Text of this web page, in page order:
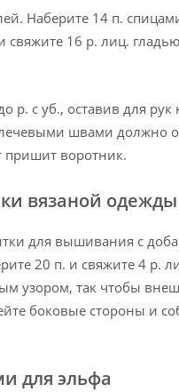
Наберите 14 п.
свяжите 16 р. лиц.
р. с уб., оставив для
швами должно
пришит воротник.
вязаной одежды
для вышивания с
20 п. и свяжите 4 р.
узором, так чтобы
боковые стороны и
для эльфа